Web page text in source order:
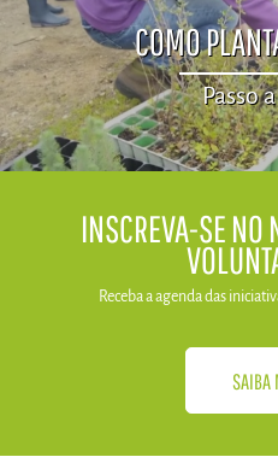
COMO
Passo
​INSCREVA-SE NO
Receba a agenda das
SAIBA